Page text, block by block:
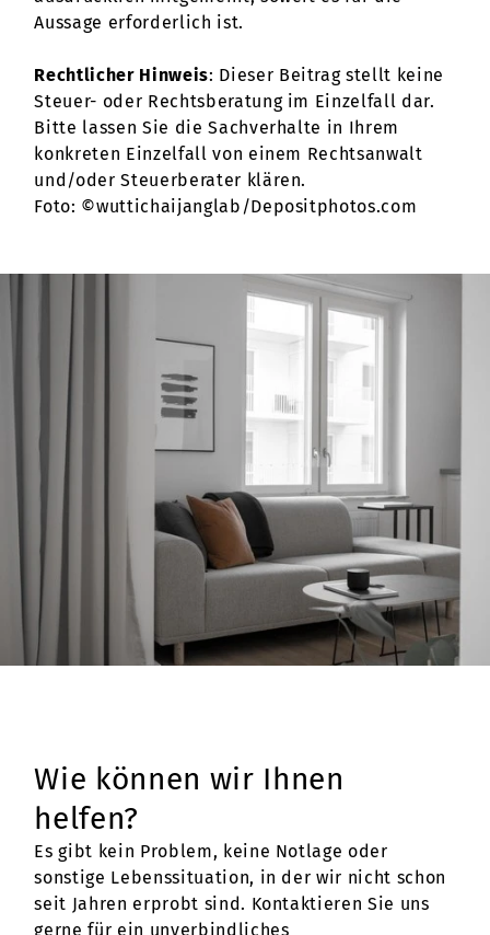
Aussage erforderlich ist.
Rechtlicher Hinweis: Dieser Beitrag stellt keine
Steuer- oder Rechtsberatung im Einzelfall dar.
Bitte lassen Sie die Sachverhalte in Ihrem
konkreten Einzelfall von einem Rechtsanwalt
und/oder Steuerberater klären.
Foto: ©wuttichaijanglab/Depositphotos.com
Wie können wir Ihnen
helfen?
Es gibt kein Problem, keine Notlage oder
sonstige Lebenssituation, in der wir nicht schon
seit Jahren erprobt sind. Kontaktieren Sie uns
gerne für ein unverbindliches